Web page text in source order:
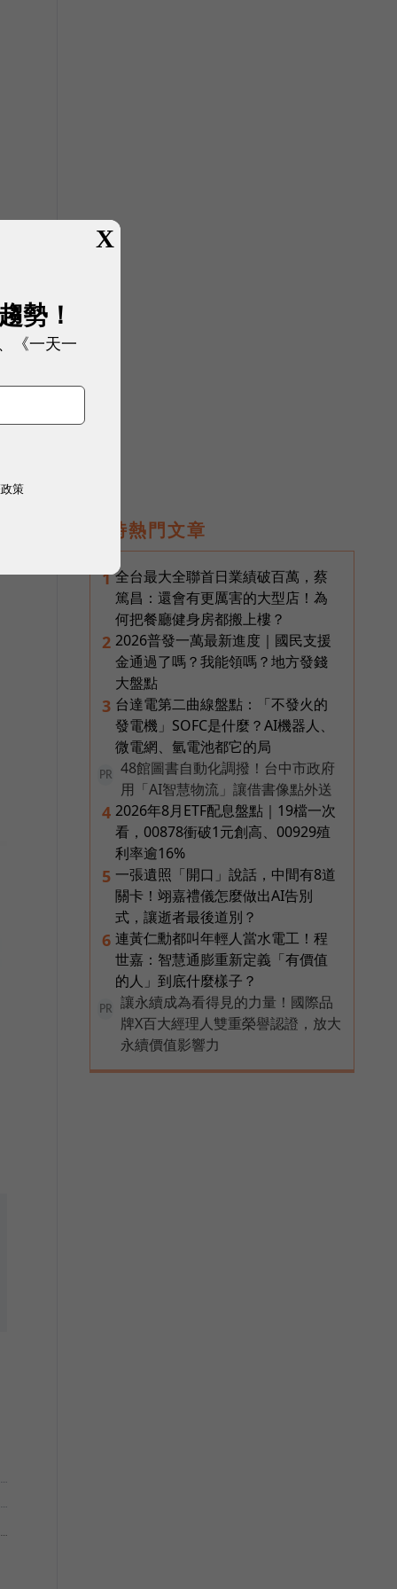
即時熱門文章
1 全台最大全聯首日業績破百萬，蔡
篤昌：還會有更厲害的大型店！為
何把餐廳健身房都搬上樓？
2 2026普發一萬最新進度｜國民支援
金通過了嗎？我能領嗎？地方發錢
大盤點
3 台達電第二曲線盤點：「不發火的
發電機」SOFC是什麼？AI機器人、
微電網、氫電池都它的局
PR
48館圖書自動化調撥！台中市政府
用「AI智慧物流」讓借書像點外送
4 2026年8月ETF配息盤點｜19檔一次
看，00878衝破1元創高、00929殖
利率逾16%
5 一張遺照「開口」說話，中間有8道
關卡！翊嘉禮儀怎麼做出AI告別
式，讓逝者最後道別？
6 連黃仁勳都叫年輕人當水電工！程
世嘉：智慧通膨重新定義「有價值
的人」到底什麼樣子？
PR
讓永續成為看得見的力量！國際品
牌X百大經理人雙重榮譽認證，放大
永續價值影響力
X
勢！
《一天一
策